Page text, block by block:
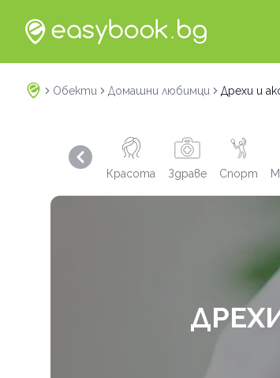
Обекти Домашни любимци Дрехи и
Красота Здраве Спорт
Previous slide